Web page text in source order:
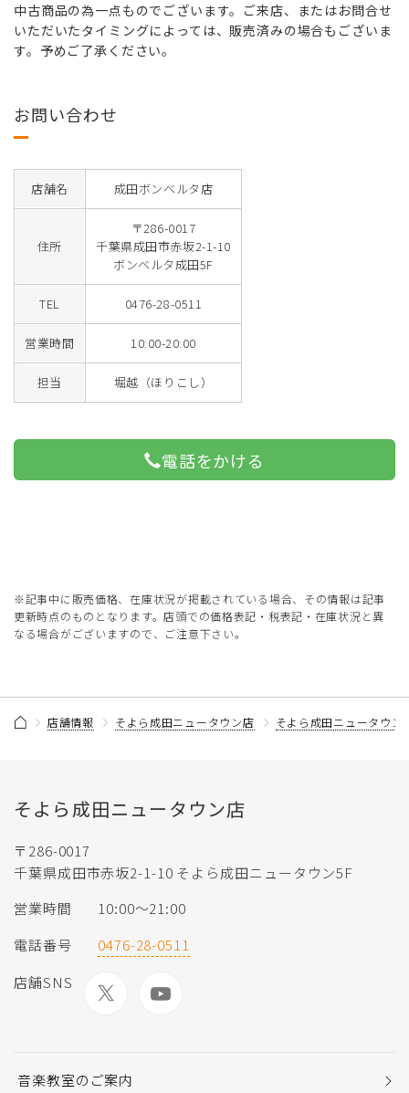
中古商品の為一点ものでございます。ご来店、またはお問合せ
いただいたタイミングによっては、販売済みの場合もございま
す。予めご了承ください。
お問い合わせ
店舗名 成田ボンベルタ店
住所
〒286-0017
千葉県成田市赤坂2-1-10
ボンベルタ成田5F
TEL 0476-28-0511
営業時間 10:00-20:00
担当 堀越（ほりこし）
電話をかける
※記事中に販売価格、在庫状況が掲載されている場合、その情報は記事
更新時点のものとなります。店頭での価格表記・税表記・在庫状況と異
なる場合がございますので、ご注意下さい。
店舗情報 そよら成田ニュータウン店 そよら成田ニュータウン
そよら成田ニュータウン店
〒286-0017
千葉県成田市赤坂2-1-10 そよら成田ニュータウン5F
営業時間
10:00〜21:00
電話番号
0476-28-0511
店舗SNS
音楽教室のご案内